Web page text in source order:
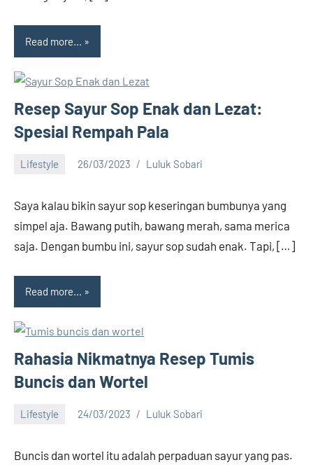
Read more...
Resep Sayur Sop Enak dan Lezat:
Spesial Rempah Pala
Lifestyle 26/03/2023 Luluk Sobari
Saya kalau bikin sayur sop keseringan bumbunya yang
simpel aja. Bawang putih, bawang merah, sama merica
saja. Dengan bumbu ini, sayur sop sudah enak. Tapi, […]
Read more...
Rahasia Nikmatnya Resep Tumis
Buncis dan Wortel
Lifestyle 24/03/2023 Luluk Sobari
Buncis dan wortel itu adalah perpaduan sayur yang pas.